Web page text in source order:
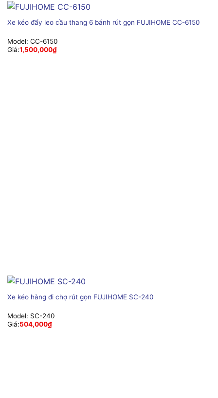
Xe kéo đẩy leo cầu thang 6 bánh rút gọn FUJIHOME CC-6150
Model: CC-6150
Giá:1,500,000₫
Xe kéo hàng đi chợ rút gọn FUJIHOME SC-240
Model: SC-240
Giá:504,000₫